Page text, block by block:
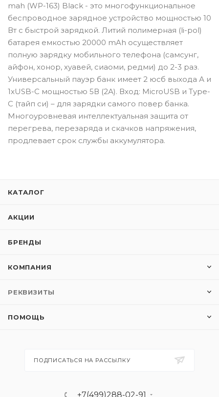
mah (WP-163) Black - это многофункциональное
беспроводное зарядное устройство мощностью 10
Вт с быстрой зарядкой. Литий полимерная (li-pol)
батарея емкостью 20000 mAh осуществляет
полную зарядку мобильного телефона (самсунг,
айфон, хонор, хуавей, сиаоми, редми) до 2-3 раз.
Универсальный пауэр банк имеет 2 юсб выхода А и
1xUSB-C мощностью 5В (2А). Вход: MicroUSB и Type-
C (тайп си) – для зарядки самого повер банка.
Многоуровневая интеллектуальная защита от
перегрева, перезаряда и скачков напряжения,
продлевает срок службы аккумулятора.
КАТАЛОГ
АКЦИИ
БРЕНДЫ
КОМПАНИЯ
РЕКВИЗИТЫ
ПОМОЩЬ
ПОДПИСАТЬСЯ НА РАССЫЛКУ
+7(499)288-02-91